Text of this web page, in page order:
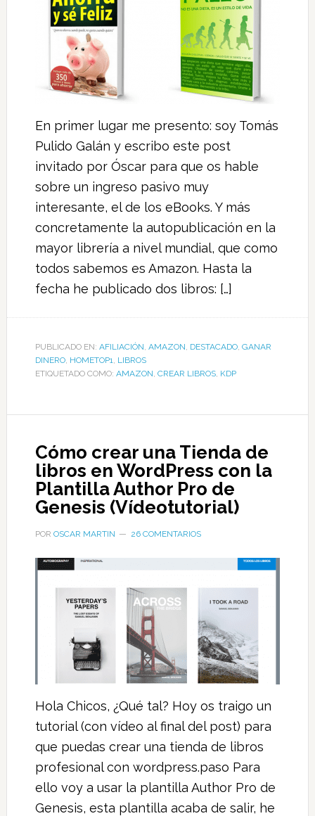
En primer lugar me presento: soy Tomás
Pulido Galán y escribo este post
invitado por Óscar para que os hable
sobre un ingreso pasivo muy
interesante, el de los eBooks. Y más
concretamente la autopublicación en la
mayor librería a nivel mundial, que como
todos sabemos es Amazon. Hasta la
fecha he publicado dos libros: […]
PUBLICADO EN: AFILIACIÓN, AMAZON, DESTACADO, GANAR
DINERO, HOMETOP1, LIBROS
ETIQUETADO COMO: AMAZON, CREAR LIBROS, KDP
Cómo crear una Tienda de
libros en WordPress con la
Plantilla Author Pro de
Genesis (Vídeotutorial)
POR OSCAR MARTIN 26 COMENTARIOS
Hola Chicos, ¿Qué tal? Hoy os traigo un
tutorial (con vídeo al final del post) para
que puedas crear una tienda de libros
profesional con wordpress.paso Para
ello voy a usar la plantilla Author Pro de
Genesis, esta plantilla acaba de salir, he